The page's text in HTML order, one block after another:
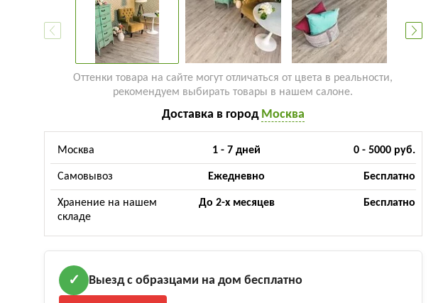
Оттенки товара на сайте могут отличаться от цвета в реальности,
рекомендуем выбирать товары в нашем салоне.
Доставка в город Москва
Москва 1 - 7 дней 0 - 5000 руб.
Самовывоз Ежедневно Бесплатно
Хранение на нашем
складе
До 2-х месяцев Бесплатно
✓ Выезд с образцами на дом бесплатно